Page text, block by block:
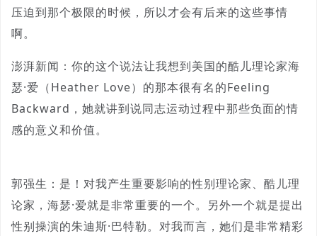
压迫到那个极限的时候，所以才会有后来的这些事情
啊。
澎湃新闻：你的这个说法让我想到美国的酷儿理论家海
瑟·爱（Heather Love）的那本很有名的Feeling
Backward，她就讲到说同志运动过程中那些负面的情
感的意义和价值。
郭强生：是！对我产生重要影响的性别理论家、酷儿理
论家，海瑟·爱就是非常重要的一个。另外一个就是提出
性别操演的朱迪斯·巴特勒。对我而言，她们是非常精彩